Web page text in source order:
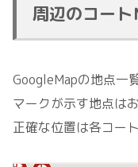
周辺のコート
GoogleMapの地点一
マークが示す地点は
正確な位置は各コー